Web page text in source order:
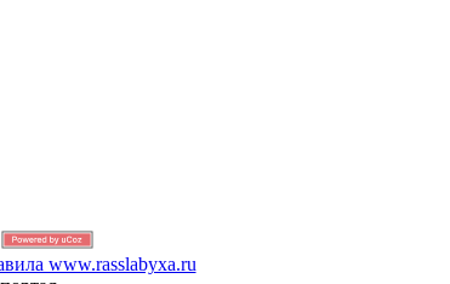
www.rasslabyxa.ru